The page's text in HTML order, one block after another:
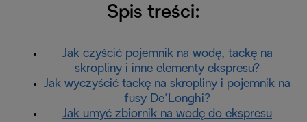
Spis treści:
Jak czyścić pojemnik na wodę, tackę na
skropliny i inne elementy ekspresu?
Jak wyczyścić tackę na skropliny i pojemnik na
fusy De’Longhi?
Jak umyć zbiornik na wodę do ekspresu